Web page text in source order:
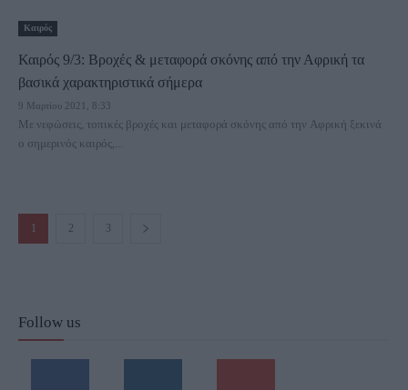
Καιρός
Καιρός 9/3: Βροχές & μεταφορά σκόνης από την Αφρική τα
βασικά χαρακτηριστικά σήμερα
9 Μαρτίου 2021, 8:33
Με νεφώσεις, τοπικές βροχές και μεταφορά σκόνης από την Αφρική ξεκινά
ο σημερινός καιρός,...
1 2 3
Follow us